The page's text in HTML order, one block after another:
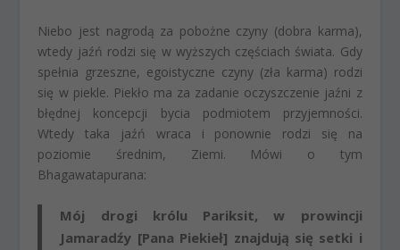
Niebo jest nagrodą za pobożne czyny (dobra karma),
wtedy jaźń rodzi się w wyższych częściach świata. Gdy
spełnia grzeszne, egoistyczne czyny (zła karma) rodzi
się w piekle. Piekło ma za zadanie oczyszczenie jaźni z
błędnej koncepcji bycia podmiotem przyjemności.
Wtedy taka jaźń wraca i ponownie rodzi się na
poziomie średnim, Ziemi. Mówi o tym
Bhagawatapurana:
Mój drogi królu Pariksit, w prowincji
Jamaradźy [Pana Piekieł] znajdują się setki i